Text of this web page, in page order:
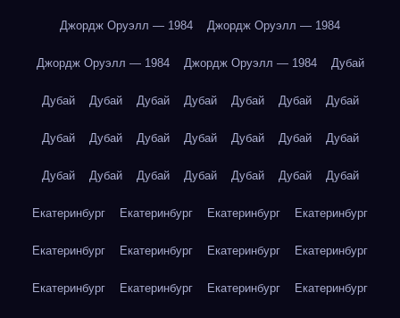
Джордж Оруэлл — 1984 Джордж Оруэлл — 1984
Джордж Оруэлл — 1984 Джордж Оруэлл — 1984 Дубай
Дубай Дубай Дубай Дубай Дубай Дубай Дубай
Дубай Дубай Дубай Дубай Дубай Дубай Дубай
Дубай Дубай Дубай Дубай Дубай Дубай Дубай
Екатеринбург Екатеринбург Екатеринбург Екатеринбург
Екатеринбург Екатеринбург Екатеринбург Екатеринбург
Екатеринбург Екатеринбург Екатеринбург Екатеринбург